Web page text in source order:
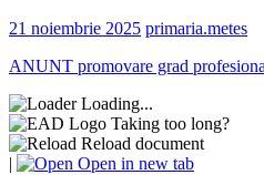
21 noiembrie 2025 primaria.metes
ANUNT promovare grad
Loading...
Taking too long?
Reload document
|
Open in new tab